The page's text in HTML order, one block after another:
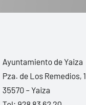
Ayuntamiento de Yaiza
Pza. de Los Remedios, 1
35570 – Yaiza